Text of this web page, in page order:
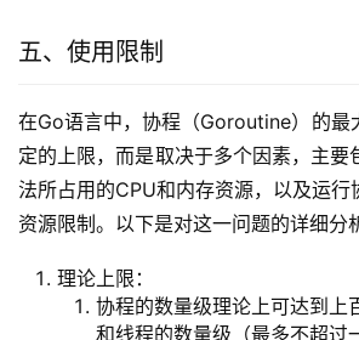
五、使用限制
在Go语言中，协程（Goroutine）的最
定的上限，而是取决于多个因素，主要
法所占用的CPU和内存资源，以及运行
资源限制。以下是对这一问题的详细分
理论上限：
协程的数量级理论上可达到上
和线程的数量级（最多不超过